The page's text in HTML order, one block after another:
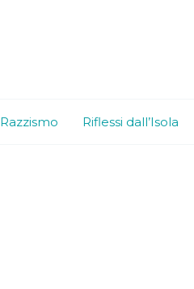
Razzismo Riflessi dall’Isola